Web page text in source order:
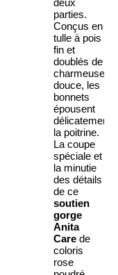
deux
parties.
Conçus en
tulle à pois
fin et
doublés de
charmeuse
douce, les
bonnets
épousent
délicatement
la poitrine.
La coupe
spéciale et
la minutie
des détails
de ce
soutien
gorge
Anita
Care de
coloris
rose